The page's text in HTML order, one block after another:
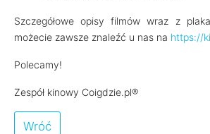
Szczegółowe opisy filmów wraz z
możecie zawsze znaleźć u nas na https://
Polecamy!
Zespół kinowy Coigdzie.pl®
Wróć